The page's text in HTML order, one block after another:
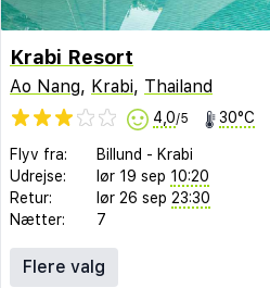
Krabi Resort
Ao Nang, Krabi, Thailand
4,0/5 30°C
Flyv fra: Billund - Krabi
Udrejse:
lør 19 sep 10:20
Retur:
lør 26 sep 23:30
Nætter:
7
Flere valg